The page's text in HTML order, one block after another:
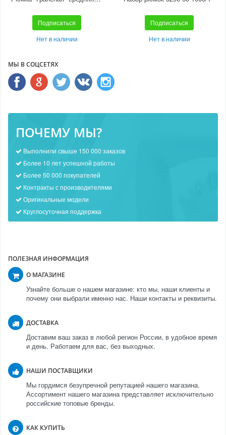
Подписаться
Нет в наличии
Подписаться
Нет в наличии
МЫ В СОЦСЕТЯХ
ПОЧЕМУ МЫ?
Выполнили свыше 150 000 заказов
Более 10 лет успешной работы
Более 50 000 покупателей
Контракты с производителями
Оригинальные модели
Круглосуточная поддержка
ПОЛЕЗНАЯ ИНФОРМАЦИЯ
О МАГАЗИНЕ
Узнайте больше о нашем магазине: кто мы, наши клиенты и
почему они выбрали именно нас. Наши контакты и реквизиты.
ДОСТАВКА
Доставим ваш заказ в любой регион России, в удобное время
и день. Работаем для вас, без выходных.
НАШИ ПОСТАВЩИКИ
Мы гордимся безупречной репутацией нашего магазина.
Ассортимент нашего магазина представляет исключительно
российские топовые бренды.
КАК КУПИТЬ